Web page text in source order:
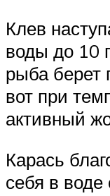
Клев
воды до 10
рыба берет
вот при
активный
Карась
себя в